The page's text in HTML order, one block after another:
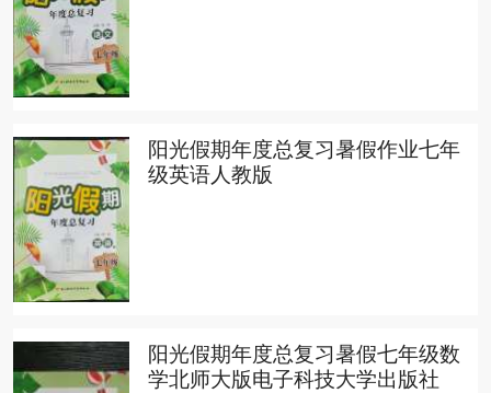
阳光假期年度总复习暑假作业七年
级英语人教版
阳光假期年度总复习暑假七年级数
学北师大版电子科技大学出版社